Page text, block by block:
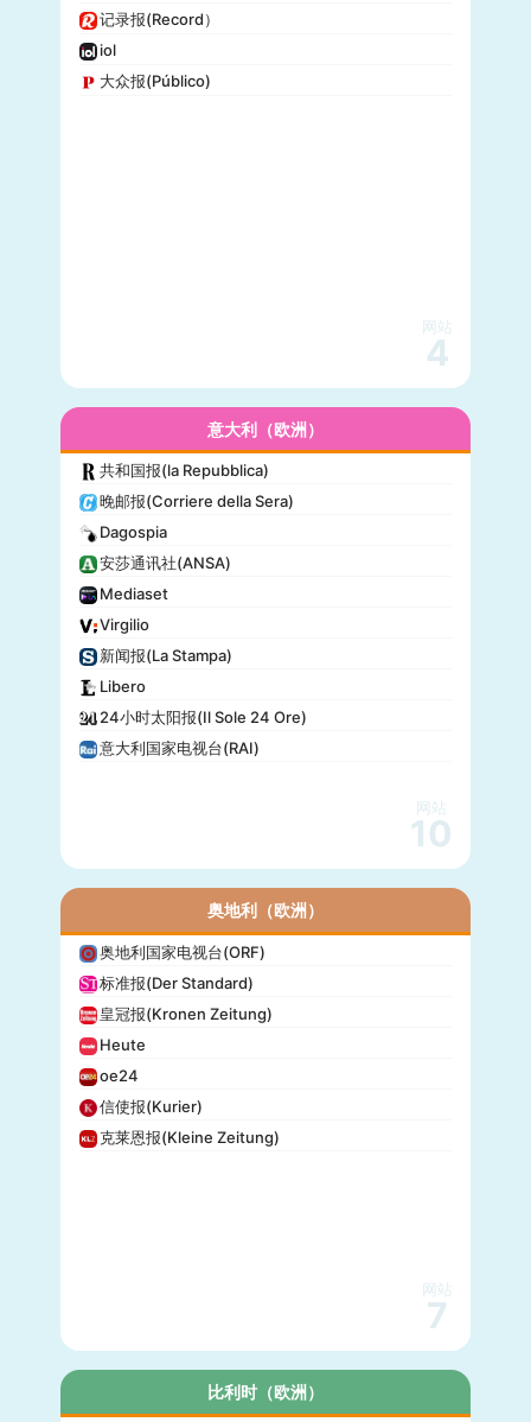
记录报(Record）
iol
大众报(Público)
网站
4
意大利（欧洲）
共和国报(la Repubblica)
晚邮报(Corriere della Sera)
Dagospia
安莎通讯社(ANSA)
Mediaset
Virgilio
新闻报(La Stampa)
Libero
24小时太阳报(Il Sole 24 Ore)
意大利国家电视台(RAI)
网站
10
奥地利（欧洲）
奥地利国家电视台(ORF)
标准报(Der Standard)
皇冠报(Kronen Zeitung)
Heute
oe24
信使报(Kurier)
克莱恩报(Kleine Zeitung)
网站
7
比利时（欧洲）